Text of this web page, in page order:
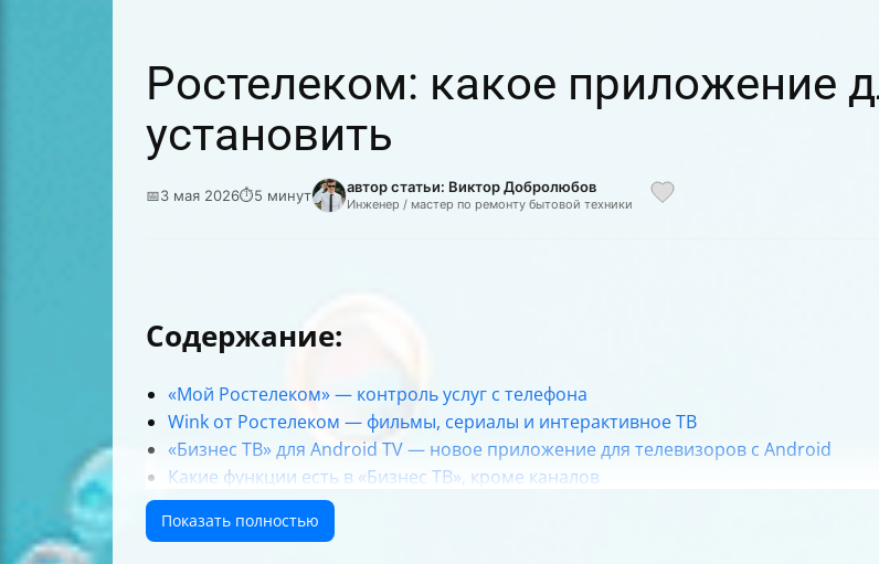
Ростелеком: какое приложение
установить
📅3 мая 2026⏱5 минут автор статьи: Виктор Добролюбов
Инженер / мастер по ремонту бытовой техники
Содержание:
«Мой Ростелеком» — контроль услуг с телефона
Wink от Ростелеком — фильмы, сериалы и интерактивное ТВ
«Бизнес ТВ» для Android TV — новое приложение для телевизоров с Android
Какие функции есть в «Бизнес ТВ», кроме каналов
Домашняя безопасность: «Видеонаблюдение и Умный дом Ростелеком»
Для домофона: «Ростелеком Ключ»
Показать полностью